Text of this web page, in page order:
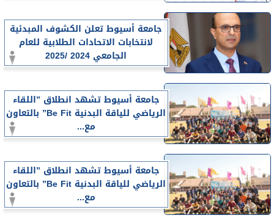
جامعة أسيوط تعلن الكشوف المبدئية
لانتخابات الاتحادات الطلابية للعام
الجامعي 2024 /2025
جامعة أسيوط تشهد انطلاق ”اللقاء
الرياضي للياقة البدنية Be Fit” بالتعاون
مع...
جامعة أسيوط تشهد انطلاق ”اللقاء
الرياضي للياقة البدنية Be Fit” بالتعاون
مع...